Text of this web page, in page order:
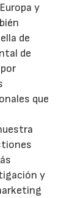
y
de
de
que
y